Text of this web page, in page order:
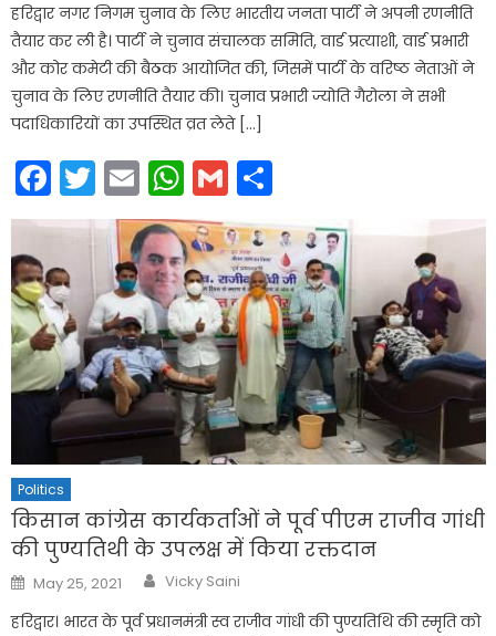
हरिद्वार नगर निगम चुनाव के लिए भारतीय जनता पार्टी ने अपनी रणनीति
तैयार कर ली है। पार्टी ने चुनाव संचालक समिति, वार्ड प्रत्याशी, वार्ड प्रभारी
और कोर कमेटी की बैठक आयोजित की, जिसमें पार्टी के वरिष्ठ नेताओं ने
चुनाव के लिए रणनीति तैयार की। चुनाव प्रभारी ज्योति गैरोला ने सभी
पदाधिकारियों का उपस्थित व्रत लेते […]
Facebook
Twitter
EmailWhatsApp
Gmail
Politics
किसान कांग्रेस कार्यकर्ताओं ने पूर्व पीएम राजीव गांधी
की पुण्यतिथी के उपलक्ष में किया रक्तदान
Posted
on
May 25, 2021 Author
Vicky Saini
हरिद्वार। भारत के पूर्व प्रधानमंत्री स्व राजीव गांधी की पुण्यतिथि की स्मृति को